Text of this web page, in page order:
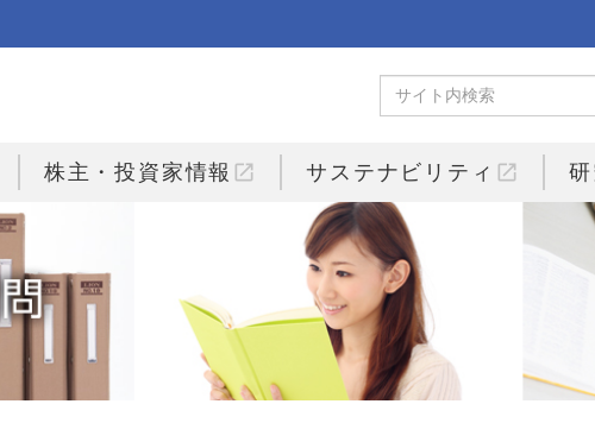
株主・投資家情報 open_in_new サステナビリティ open_in_new